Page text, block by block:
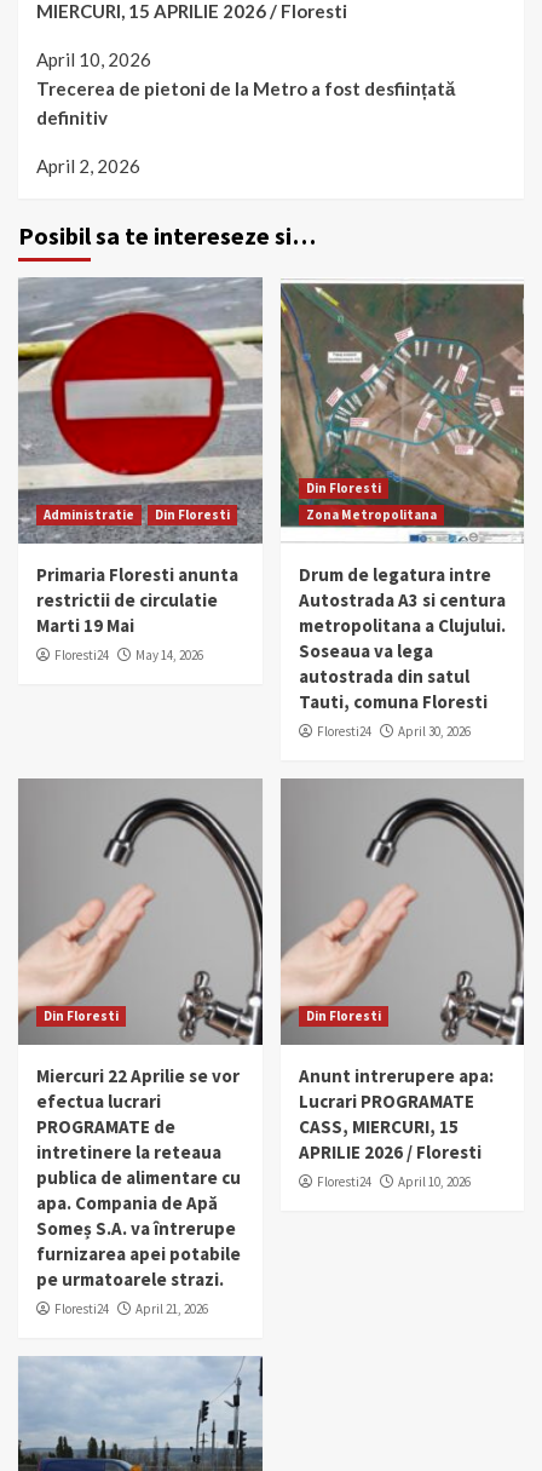
MIERCURI, 15 APRILIE 2026 / Floresti
April 10, 2026
Trecerea de pietoni de la Metro a fost desființată
definitiv
April 2, 2026
Posibil sa te intereseze si…
Administratie Din Floresti
Primaria Floresti anunta
restrictii de circulatie
Marti 19 Mai
Floresti24 May 14, 2026
Din Floresti
Zona Metropolitana
Drum de legatura intre
Autostrada A3 si centura
metropolitana a Clujului.
Soseaua va lega
autostrada din satul
Tauti, comuna Floresti
Floresti24 April 30, 2026
Din Floresti
Miercuri 22 Aprilie se vor
efectua lucrari
PROGRAMATE de
intretinere la reteaua
publica de alimentare cu
apa. Compania de Apă
Someș S.A. va întrerupe
furnizarea apei potabile
pe urmatoarele strazi.
Floresti24 April 21, 2026
Din Floresti
Anunt intrerupere apa:
Lucrari PROGRAMATE
CASS, MIERCURI, 15
APRILIE 2026 / Floresti
Floresti24 April 10, 2026